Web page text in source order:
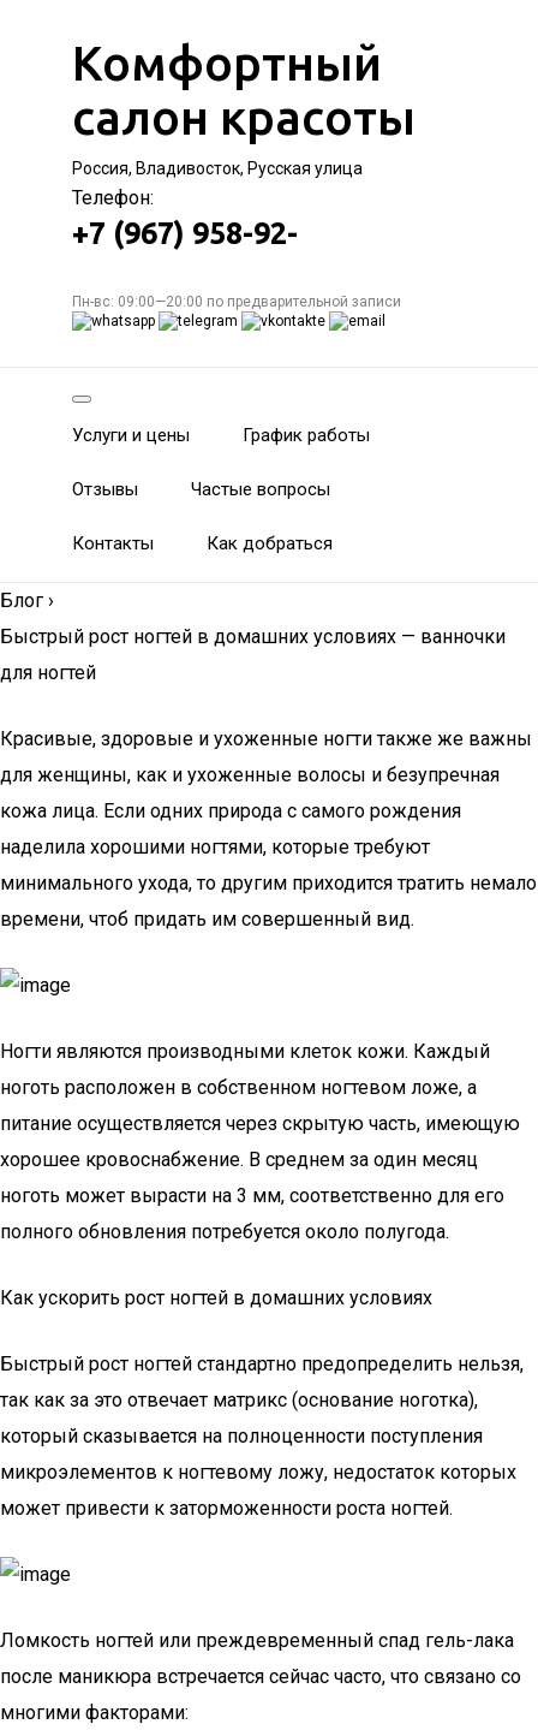
Комфортный
салон красоты
Россия, Владивосток, Русская улица
Телефон:
+7 (967) 958-92-
Пн-вс: 09:00—20:00 по предварительной записи
Услуги и цены График работы
Отзывы Частые вопросы
Контакты Как добраться
Блог ›
Быстрый рост ногтей в домашних условиях — ванночки
для ногтей
Красивые, здоровые и ухоженные ногти также же важны
для женщины, как и ухоженные волосы и безупречная
кожа лица. Если одних природа с самого рождения
наделила хорошими ногтями, которые требуют
минимального ухода, то другим приходится тратить немало
времени, чтоб придать им совершенный вид.
Ногти являются производными клеток кожи. Каждый
ноготь расположен в собственном ногтевом ложе, а
питание осуществляется через скрытую часть, имеющую
хорошее кровоснабжение. В среднем за один месяц
ноготь может вырасти на 3 мм, соответственно для его
полного обновления потребуется около полугода.
Как ускорить рост ногтей в домашних условиях
Быстрый рост ногтей стандартно предопределить нельзя,
так как за это отвечает матрикс (основание ноготка),
который сказывается на полноценности поступления
микроэлементов к ногтевому ложу, недостаток которых
может привести к заторможенности роста ногтей.
Ломкость ногтей или преждевременный спад гель-лака
после маникюра встречается сейчас часто, что связано со
многими факторами: